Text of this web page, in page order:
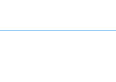
ENTRADAS